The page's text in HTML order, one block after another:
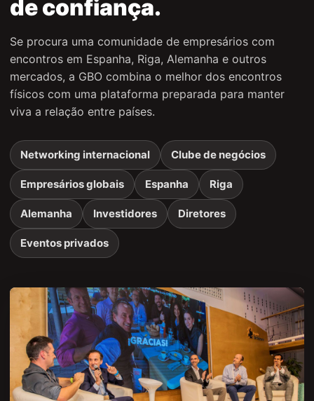
de confiança.
Se procura uma comunidade de empresários com
encontros em Espanha, Riga, Alemanha e outros
mercados, a GBO combina o melhor dos encontros
físicos com uma plataforma preparada para manter
viva a relação entre países.
Networking internacional Clube de negócios
Empresários globais Espanha Riga
Alemanha Investidores Diretores
Eventos privados